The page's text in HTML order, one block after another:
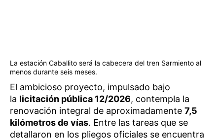
La estación Caballito será la cabecera del tren Sarmiento al
menos durante seis meses.
El ambicioso proyecto, impulsado bajo
la licitación pública 12/2026, contempla la
renovación integral de aproximadamente 7,5
kilómetros de vías. Entre las tareas que se
detallaron en los pliegos oficiales se encuentra